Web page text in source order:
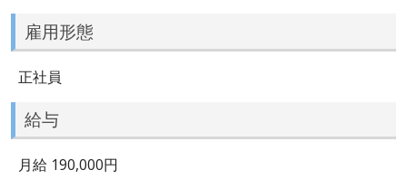
雇用形態
正社員
給与
月給 190,000円